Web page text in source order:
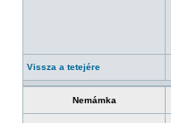
Vissza a tetejére
Nemámka